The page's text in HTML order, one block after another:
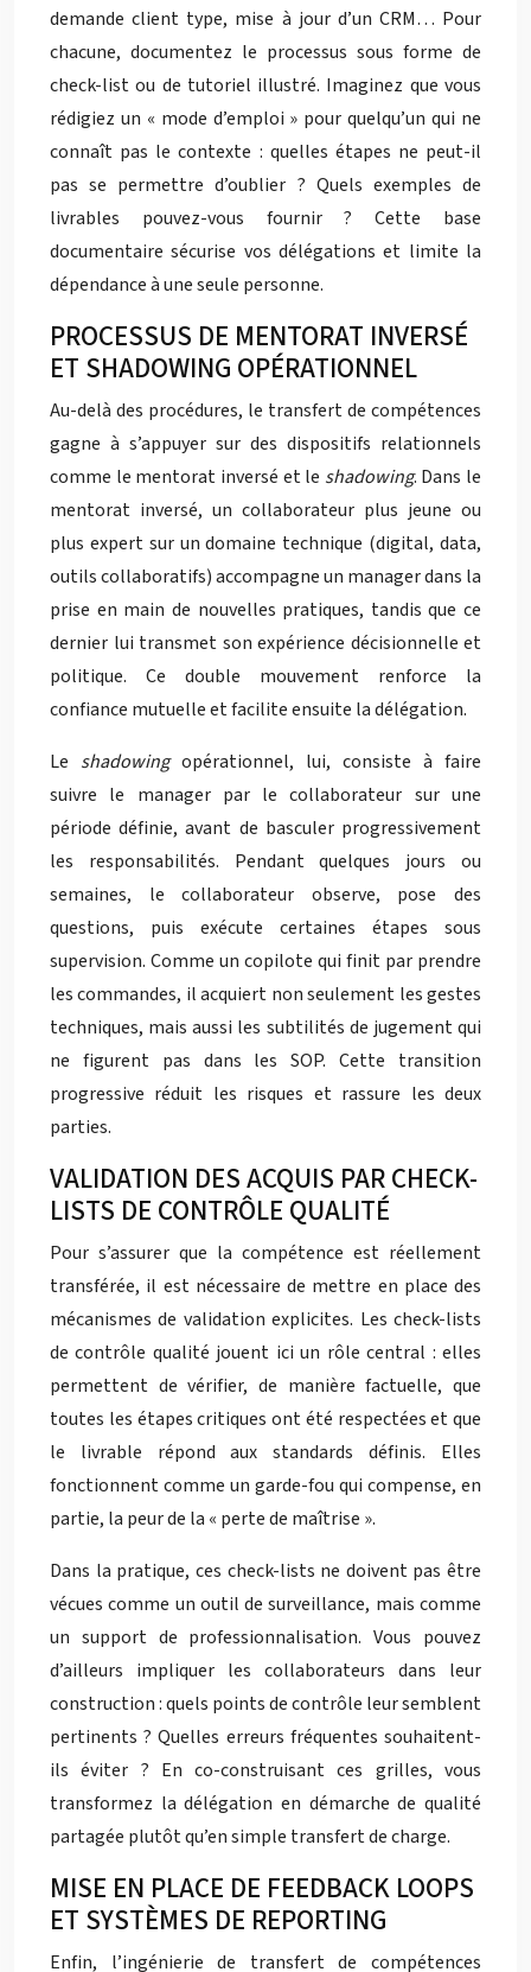
demande client type, mise à jour d’un CRM… Pour
chacune, documentez le processus sous forme de
check-list ou de tutoriel illustré. Imaginez que vous
rédigiez un « mode d’emploi » pour quelqu’un qui ne
connaît pas le contexte : quelles étapes ne peut-il
pas se permettre d’oublier ? Quels exemples de
livrables pouvez-vous fournir ? Cette base
documentaire sécurise vos délégations et limite la
dépendance à une seule personne.
PROCESSUS DE MENTORAT INVERSÉ
ET SHADOWING OPÉRATIONNEL
Au-delà des procédures, le transfert de compétences
gagne à s’appuyer sur des dispositifs relationnels
comme le mentorat inversé et le shadowing. Dans le
mentorat inversé, un collaborateur plus jeune ou
plus expert sur un domaine technique (digital, data,
outils collaboratifs) accompagne un manager dans la
prise en main de nouvelles pratiques, tandis que ce
dernier lui transmet son expérience décisionnelle et
politique. Ce double mouvement renforce la
confiance mutuelle et facilite ensuite la délégation.
Le shadowingopérationnel, lui, consiste à faire
suivre le manager par le collaborateur sur une
période définie, avant de basculer progressivement
les responsabilités. Pendant quelques jours ou
semaines, le collaborateur observe, pose des
questions, puis exécute certaines étapes sous
supervision. Comme un copilote qui finit par prendre
les commandes, il acquiert non seulement les gestes
techniques, mais aussi les subtilités de jugement qui
ne figurent pas dans les SOP. Cette transition
progressive réduit les risques et rassure les deux
parties.
VALIDATION DES ACQUIS PAR CHECK-
LISTS DE CONTRÔLE QUALITÉ
Pour s’assurer que la compétence est réellement
transférée, il est nécessaire de mettre en place des
mécanismes de validation explicites. Les check-lists
de contrôle qualité jouent ici un rôle central : elles
permettent de vérifier, de manière factuelle, que
toutes les étapes critiques ont été respectées et que
le livrable répond aux standards définis. Elles
fonctionnent comme un garde-fou qui compense, en
partie, la peur de la « perte de maîtrise ».
Dans la pratique, ces check-lists ne doivent pas être
vécues comme un outil de surveillance, mais comme
un support de professionnalisation. Vous pouvez
d’ailleurs impliquer les collaborateurs dans leur
construction : quels points de contrôle leur semblent
pertinents ? Quelles erreurs fréquentes souhaitent-
ils éviter ? En co-construisant ces grilles, vous
transformez la délégation en démarche de qualité
partagée plutôt qu’en simple transfert de charge.
MISE EN PLACE DE FEEDBACK LOOPS
ET SYSTÈMES DE REPORTING
Enfin, l’ingénierie de transfert de compétences